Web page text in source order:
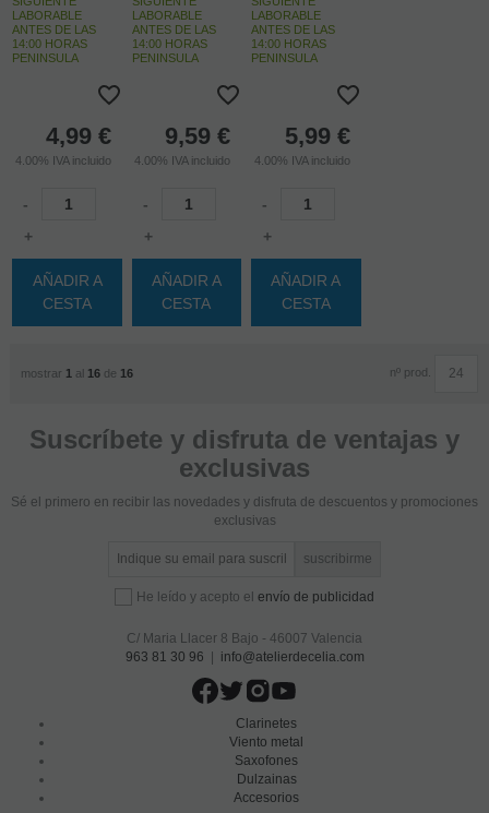
LABORABLE
ANTES DE LAS
14:00 HORAS
PENINSULA
4,99 €
4.00% IVA incluido
-
+
AÑADIR A
CESTA
LABORABLE
ANTES DE LAS
14:00 HORAS
PENINSULA
9,59 €
4.00% IVA incluido
-
+
AÑADIR A
CESTA
LABORABLE
ANTES DE LAS
14:00 HORAS
PENINSULA
5,99 €
4.00% IVA incluido
-
+
AÑADIR A
CESTA
mostrar 1 al 16de 16 nº prod.
Suscríbete y disfruta de ventajas y
exclusivas
Sé el primero en recibir las novedades y disfruta de descuentos y promociones
exclusivas
He leído y acepto el envío de publicidad
C/ Maria Llacer 8 Bajo - 46007 Valencia
963 81 30 96 | info@atelierdecelia.com
Clarinetes
Viento metal
Saxofones
Dulzainas
Accesorios